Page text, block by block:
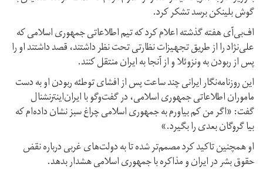
گوش بلینکن برسد تشکر کرد.
اف‌بی‌آی هفته گذشته اعلام کرد که تیم اطلاعاتی جمهوری اسلامی که
علی‌نژاد را از طریق تجهیزات نظارتی تحت نظر داشتند، قصد داشتند او را
پس از ربودن به ونزوئلا و از آنجا به ایران منتقل کنند.
این روزنامه‌نگار ایرانی چند ساعت پس از افشای توطئه ربودن او به دست
ماموران اطلاعاتی جمهوری اسلامی، در گفت‌وگو با ایران‌اینترنشنال
گفت: «اگر من کم بیاورم به جمهوری اسلامی چراغ سبز نشان داده‌ام که
بیا گروگان بعدی را بگیرد.»
او همچنین تاکید کرد مصمم‌تر شده تا به دولت‌های غربی درباره نقض
حقوق بشر در ایران و مذاکره با جمهوری اسلامی هشدار بدهد.